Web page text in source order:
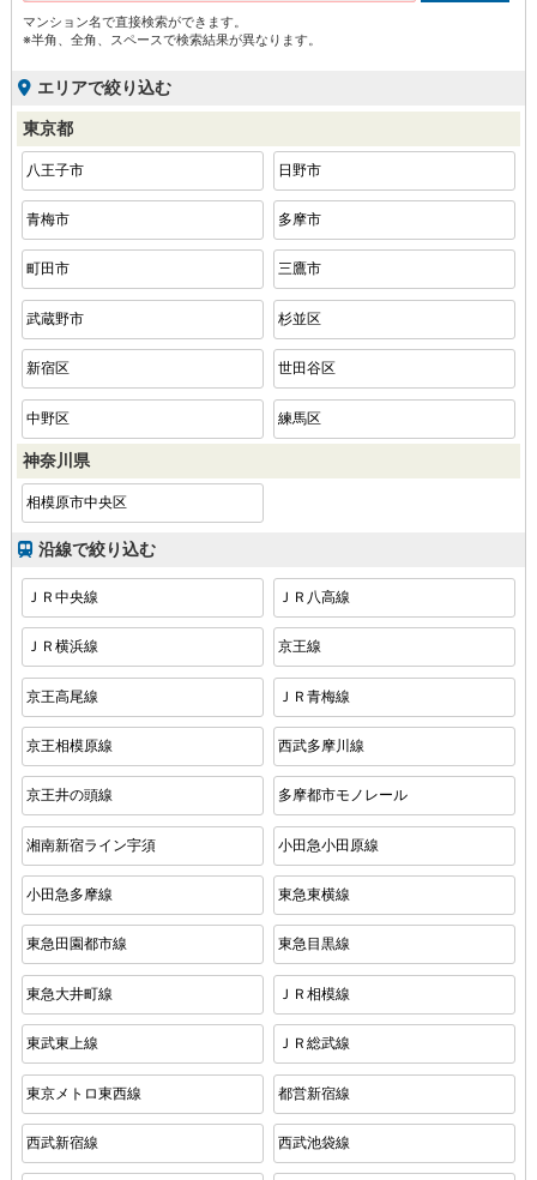
マンション名で直接検索ができます。
※半角、全角、スペースで検索結果が異なります。
エリアで絞り込む
東京都
八王子市 日野市
青梅市 多摩市
町田市 三鷹市
武蔵野市 杉並区
新宿区 世田谷区
中野区 練馬区
神奈川県
相模原市中央区
沿線で絞り込む
ＪＲ中央線 ＪＲ八高線
ＪＲ横浜線 京王線
京王高尾線 ＪＲ青梅線
京王相模原線 西武多摩川線
京王井の頭線 多摩都市モノレール
湘南新宿ライン宇須 小田急小田原線
小田急多摩線 東急東横線
東急田園都市線 東急目黒線
東急大井町線 ＪＲ相模線
東武東上線 ＪＲ総武線
東京メトロ東西線 都営新宿線
西武新宿線 西武池袋線